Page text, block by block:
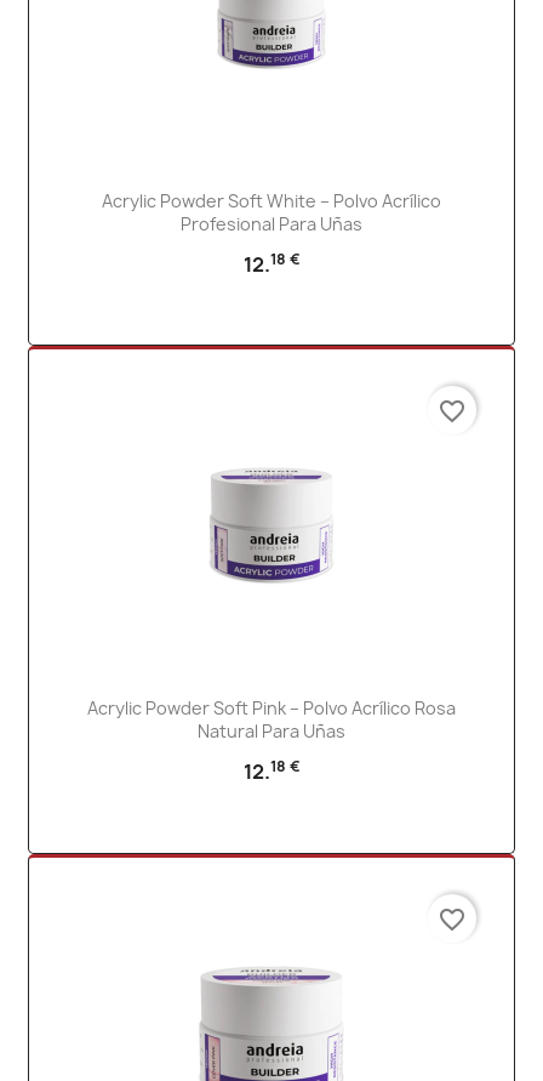
Acrylic Powder Soft White – Polvo Acrílico
Profesional Para Uñas
12.18 €
Acrylic Powder Soft Pink – Polvo Acrílico Rosa
Natural Para Uñas
12.18 €
favorite_border
favorite_border